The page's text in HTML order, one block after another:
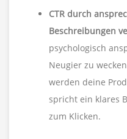
CTR durch
Beschreibungen
psychologisch
Neugier zu
werden deine
spricht ein klares
zum Klicken.